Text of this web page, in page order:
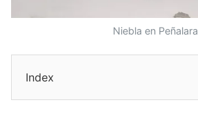
Niebla en Peñalara
Index